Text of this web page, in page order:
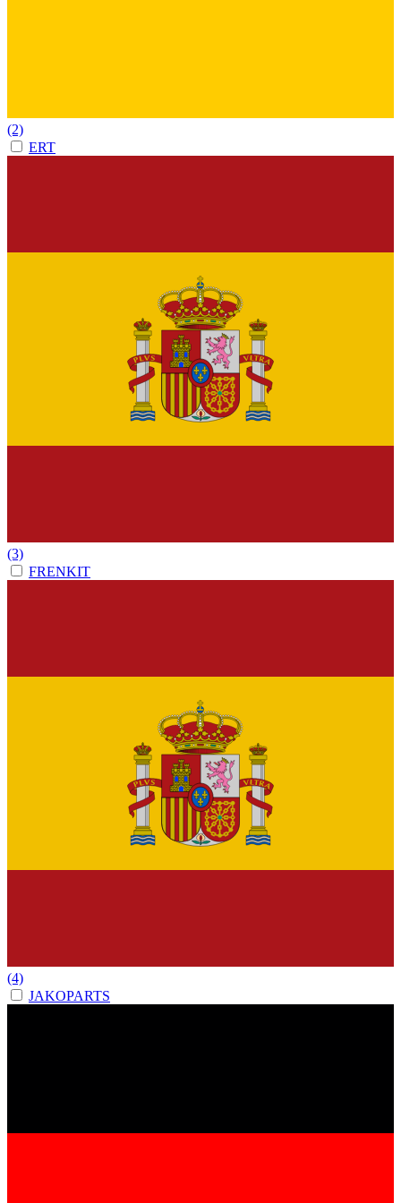
(2)
ERT
(3)
FRENKIT
(4)
JAKOPARTS